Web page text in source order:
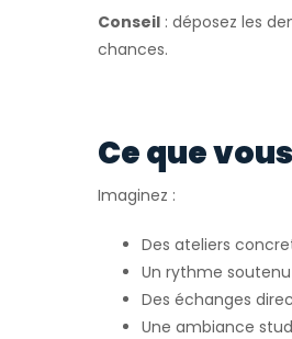
Conseil : déposez les
chances.
Ce que
Imaginez :
Des ateliers
Un rythme
Des échanges
Une ambiance